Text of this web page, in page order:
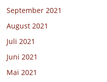
September 2021
August 2021
Juli 2021
Juni 2021
Mai 2021